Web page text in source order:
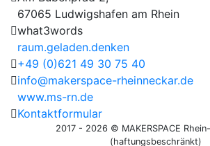
67065 Ludwigshafen am Rhein
what3words
raum.geladen.denken
+49 (0)621 49 30 75 40
info@makerspace-rheinneckar.de
www.ms-rn.de
Kontaktformular
2017 - 2026 © MAKERSPACE
(haftungsbeschränkt)